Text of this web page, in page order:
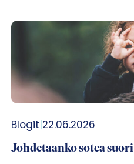
Blogit|22.06.2026
Johdetaanko sotea